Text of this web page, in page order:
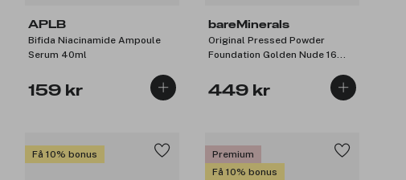
APLB
Bifida Niacinamide Ampoule
Serum 40ml
159 kr
bareMinerals
Original Pressed Powder
Foundation Golden Nude 16
449 kr
Få 10% bonus
Premium
Få 10% bonus